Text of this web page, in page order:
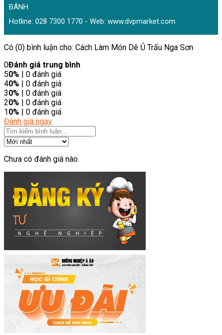
BÁNH
Hotline: 028 7300 1770 - Web: www.dvpmarket.com
Có (0) bình luận cho: Cách Làm Món Dê Ủ Trấu Nga Sơn
0Đánh giá trung bình
50% | 0 đánh giá
40% | 0 đánh giá
30% | 0 đánh giá
20% | 0 đánh giá
10% | 0 đánh giá
Đánh giá ngay
Chưa có đánh giá nào.